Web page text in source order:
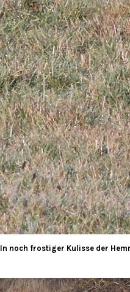
In noch frostiger Kulisse der